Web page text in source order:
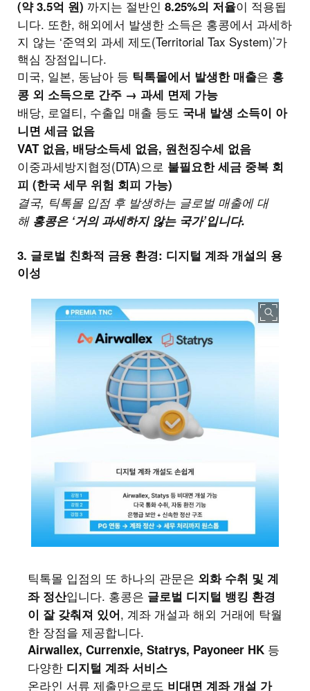
(약 3.5억 원) 까지는 절반인 8.25%의 저율이 적용됩
니다. 또한, 해외에서 발생한 소득은 홍콩에서 과세하
지 않는 ‘준역외 과세 제도(Territorial Tax System)’가
핵심 장점입니다.
미국, 일본, 동남아 등 틱톡몰에서 발생한 매출은 홍
콩 외 소득으로 간주 → 과세 면제 가능
배당, 로열티, 수출입 매출 등도 국내 발생 소득이 아
니면 세금 없음
VAT 없음, 배당소득세 없음, 원천징수세 없음
이중과세방지협정(DTA)으로 불필요한 세금 중복 회
피 (한국 세무 위험 회피 가능)
결국, 틱톡몰 입점 후 발생하는 글로벌 매출에 대
해 홍콩은 ‘거의 과세하지 않는 국가’입니다.
3. 글로벌 친화적 금융 환경: 디지털 계좌 개설의 용
이성
틱톡몰 입점의 또 하나의 관문은 외화 수취 및 계
좌 정산입니다. 홍콩은 글로벌 디지털 뱅킹 환경
이 잘 갖춰져 있어, 계좌 개설과 해외 거래에 탁월
한 장점을 제공합니다.
Airwallex, Currenxie, Statrys, Payoneer HK 등
다양한 디지털 계좌 서비스
온라인 서류 제출만으로도 비대면 계좌 개설 가